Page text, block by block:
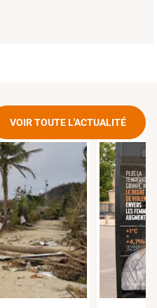
VOIR TOUTE L'ACTUALITÉ